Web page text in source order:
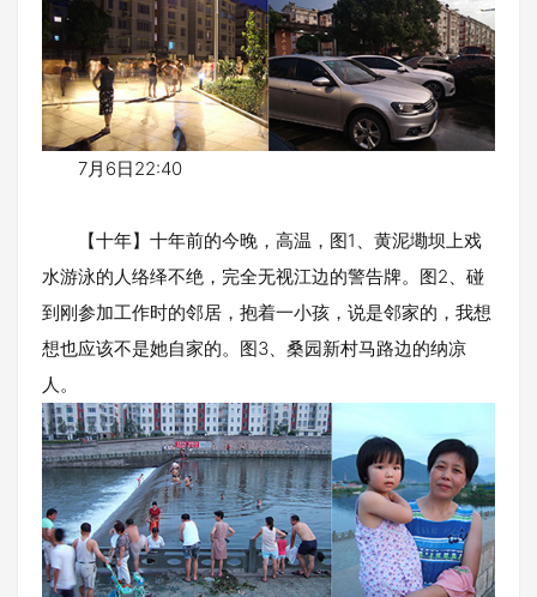
7月6日22:40
【十年】十年前的今晚，高温，图1、黄泥墈坝上戏
水游泳的人络绎不绝，完全无视江边的警告牌。图2、碰
到刚参加工作时的邻居，抱着一小孩，说是邻家的，我想
想也应该不是她自家的。图3、桑园新村马路边的纳凉
人。